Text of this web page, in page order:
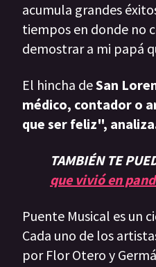
acumula grandes
tiempos en donde no
demostrar a mi papá
El hincha deSan
médico, contador o
que ser feliz",
TAMBIÉN TE
que vivió en
Puente Musical es un
Cada uno de los
por Flor Otero y